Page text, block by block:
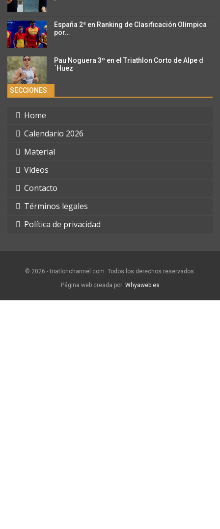
España 2ª en Ranking de Clasificación Olímpica
por…
Pau Noguera 3º en el Triathlon Corto de Alpe d
´Huez
SECCIONES
Home
Calendario 2026
Material
Vídeos
Contacto
Términos legales
Política de privacidad
© 2026 - triatlonchannel.com. Todos los derechos reservados.
Página web creada por: Whyaweb.es